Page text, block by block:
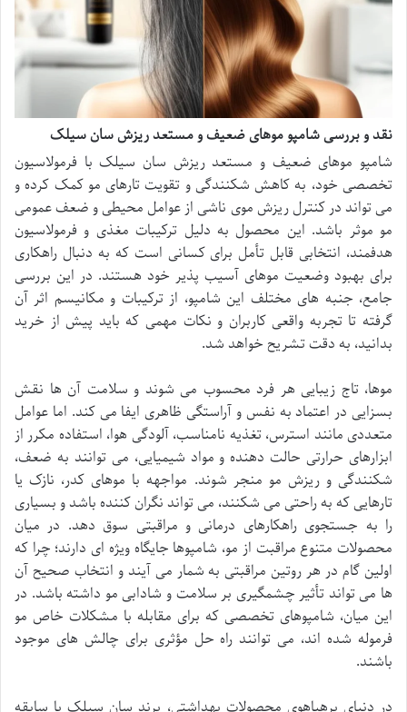
نقد و بررسی شامپو موهای ضعیف و مستعد ریزش سان سیلک
شامپو موهای ضعیف و مستعد ریزش سان سیلک با فرمولاسیون
تخصصی خود، به کاهش شکنندگی و تقویت تارهای مو کمک کرده و
می تواند در کنترل ریزش موی ناشی از عوامل محیطی و ضعف عمومی
مو موثر باشد. این محصول به دلیل ترکیبات مغذی و فرمولاسیون
هدفمند، انتخابی قابل تأمل برای کسانی است که به دنبال راهکاری
برای بهبود وضعیت موهای آسیب پذیر خود هستند. در این بررسی
جامع، جنبه های مختلف این شامپو، از ترکیبات و مکانیسم اثر آن
گرفته تا تجربه واقعی کاربران و نکات مهمی که باید پیش از خرید
بدانید، به دقت تشریح خواهد شد.
موها، تاج زیبایی هر فرد محسوب می شوند و سلامت آن ها نقش
بسزایی در اعتماد به نفس و آراستگی ظاهری ایفا می کند. اما عوامل
متعددی مانند استرس، تغذیه نامناسب، آلودگی هوا، استفاده مکرر از
ابزارهای حرارتی حالت دهنده و مواد شیمیایی، می توانند به ضعف،
شکنندگی و ریزش مو منجر شوند. مواجهه با موهای کدر، نازک یا
تارهایی که به راحتی می شکنند، می تواند نگران کننده باشد و بسیاری
را به جستجوی راهکارهای درمانی و مراقبتی سوق دهد. در میان
محصولات متنوع مراقبت از مو، شامپوها جایگاه ویژه ای دارند؛ چرا که
اولین گام در هر روتین مراقبتی به شمار می آیند و انتخاب صحیح آن
ها می تواند تأثیر چشمگیری بر سلامت و شادابی مو داشته باشد. در
این میان، شامپوهای تخصصی که برای مقابله با مشکلات خاص مو
فرموله شده اند، می توانند راه حل مؤثری برای چالش های موجود
باشند.